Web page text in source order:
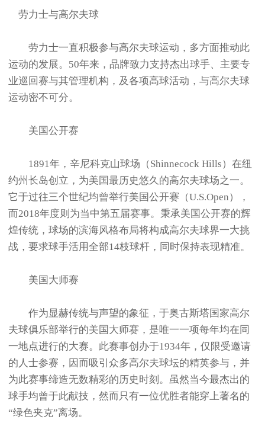
劳力士与高尔夫球
劳力士一直积极参与高尔夫球运动，多方面推动此
运动的发展。50年来，品牌致力支持杰出球手、主要专
业巡回赛与其管理机构，及各项高球活动，与高尔夫球
运动密不可分。
美国公开赛
1891年，辛尼科克山球场（Shinnecock Hills）在纽
约州长岛创立，为美国最历史悠久的高尔夫球场之一。
它于过往三个世纪均曾举行美国公开赛（U.S.Open），
而2018年度则为当中第五届赛事。秉承美国公开赛的辉
煌传统，球场的滨海风格布局将构成高尔夫球界一大挑
战，要求球手活用全部14枝球杆，同时保持表现精准。
美国大师赛
作为显赫传统与声望的象征，于奥古斯塔国家高尔
夫球俱乐部举行的美国大师赛，是唯一一项每年均在同
一地点进行的大赛。此赛事创办于1934年，仅限受邀请
的人士参赛，因而吸引众多高尔夫球坛的精英参与，并
为此赛事缔造无数精彩的历史时刻。虽然当今最杰出的
球手均曾于此献技，然而只有一位优胜者能穿上著名的
“绿色夹克”离场。